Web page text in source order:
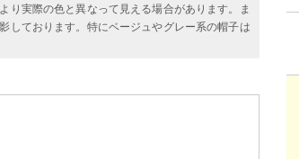
り実際の色と異なって見える場合があります。ま
しております。特にベージュやグレー系の帽子は